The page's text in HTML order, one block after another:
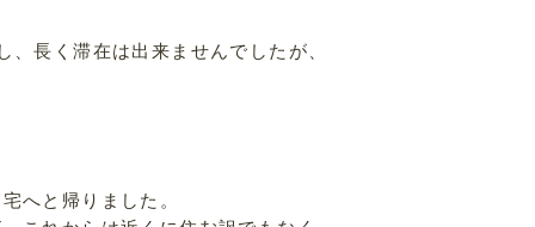
長く滞在は出来ませんでしたが、
へと帰りました。